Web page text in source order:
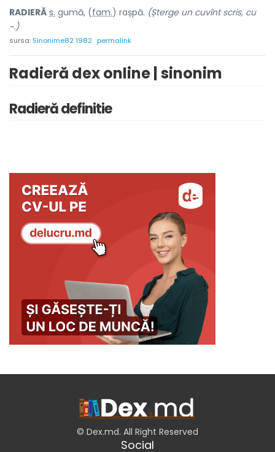
RADIERĂ s. gumă, (fam.) rașpă. (Șterge un cuvînt scris, cu
~.)
sursa: Sinonime82 1982 permalink
Radieră dex online | sinonim
Radieră definitie
© Dex.md. All Right Reserved
Social